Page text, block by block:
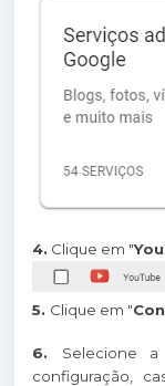
4. Clique em "
5. Clique em "
6. Selecione
configuração,